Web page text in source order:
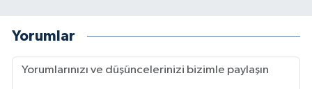
Yorumlar